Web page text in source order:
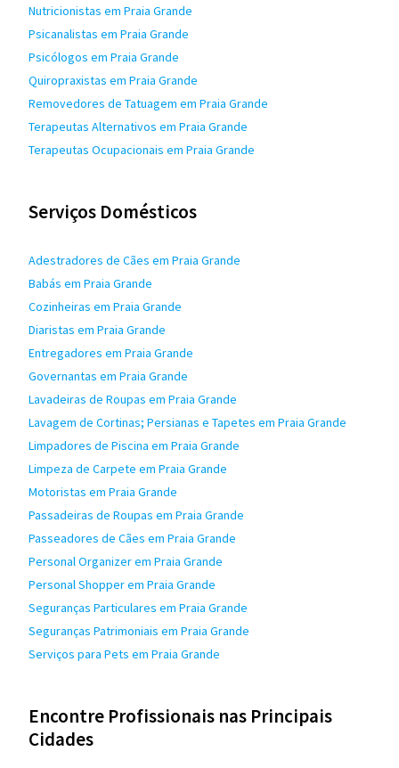
Nutricionistas em Praia Grande
Psicanalistas em Praia Grande
Psicólogos em Praia Grande
Quiropraxistas em Praia Grande
Removedores de Tatuagem em Praia Grande
Terapeutas Alternativos em Praia Grande
Terapeutas Ocupacionais em Praia Grande
Serviços Domésticos
Adestradores de Cães em Praia Grande
Babás em Praia Grande
Cozinheiras em Praia Grande
Diaristas em Praia Grande
Entregadores em Praia Grande
Governantas em Praia Grande
Lavadeiras de Roupas em Praia Grande
Lavagem de Cortinas; Persianas e Tapetes em Praia Grande
Limpadores de Piscina em Praia Grande
Limpeza de Carpete em Praia Grande
Motoristas em Praia Grande
Passadeiras de Roupas em Praia Grande
Passeadores de Cães em Praia Grande
Personal Organizer em Praia Grande
Personal Shopper em Praia Grande
Seguranças Particulares em Praia Grande
Seguranças Patrimoniais em Praia Grande
Serviços para Pets em Praia Grande
Encontre Profissionais nas Principais
Cidades